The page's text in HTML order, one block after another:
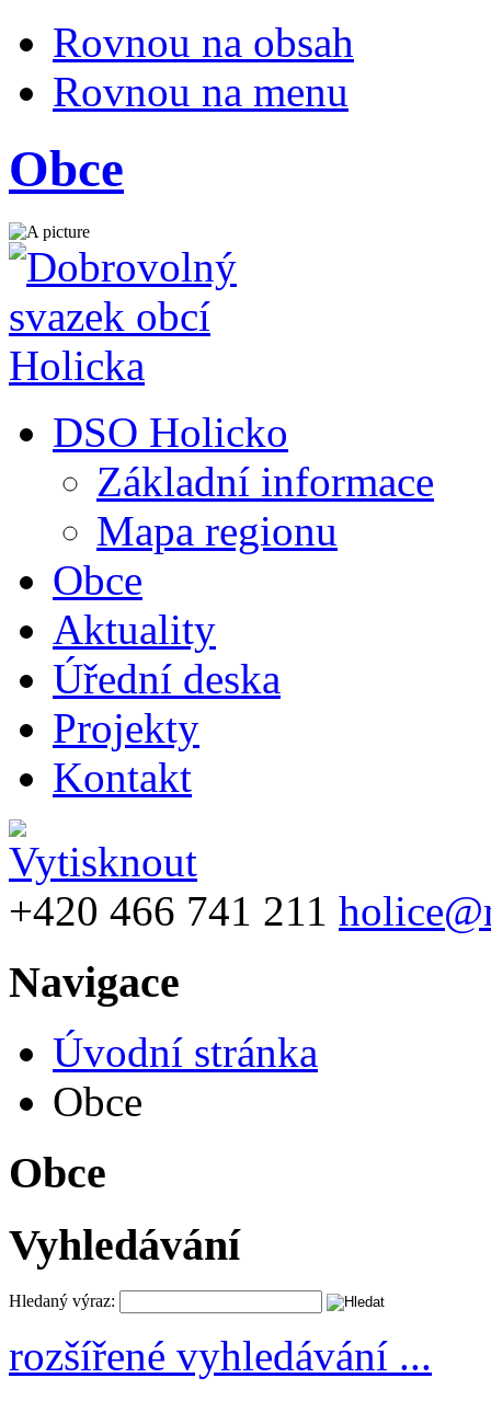
Rovnou na obsah
Rovnou na menu
Obce
DSO Holicko
Základní informace
Mapa regionu
Obce
Aktuality
Úřední deska
Projekty
Kontakt
+420 466 741 211
Navigace
Úvodní stránka
Obce
Obce
Vyhledávání
Hledaný výraz:
rozšířené vyhledávání ...